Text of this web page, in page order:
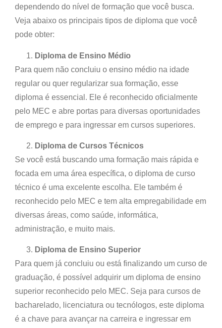
dependendo do nível de formação que você busca.
Veja abaixo os principais tipos de diploma que você
pode obter:
Diploma de Ensino Médio
Para quem não concluiu o ensino médio na idade
regular ou quer regularizar sua formação, esse
diploma é essencial. Ele é reconhecido oficialmente
pelo MEC e abre portas para diversas oportunidades
de emprego e para ingressar em cursos superiores.
Diploma de Cursos Técnicos
Se você está buscando uma formação mais rápida e
focada em uma área específica, o diploma de curso
técnico é uma excelente escolha. Ele também é
reconhecido pelo MEC e tem alta empregabilidade em
diversas áreas, como saúde, informática,
administração, e muito mais.
Diploma de Ensino Superior
Para quem já concluiu ou está finalizando um curso de
graduação, é possível adquirir um diploma de ensino
superior reconhecido pelo MEC. Seja para cursos de
bacharelado, licenciatura ou tecnólogos, este diploma
é a chave para avançar na carreira e ingressar em